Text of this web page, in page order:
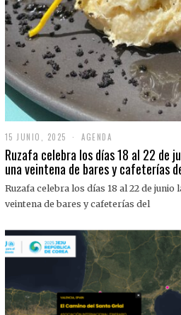
15 JUNIO, 2025
J
U
I
O
0
2
5
AGENDA
Ruzafa celebra los días 18 al 22 de
una veintena de bares y cafeterías
Ruzafa celebra los días 18 al 22 de junio
veintena de bares y cafeterías del